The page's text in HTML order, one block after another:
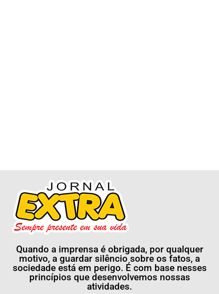
Quando a imprensa é obrigada, por qualquer
motivo, a guardar silêncio sobre os fatos, a
sociedade está em perigo. É com base nesses
princípios que desenvolvemos nossas
atividades.